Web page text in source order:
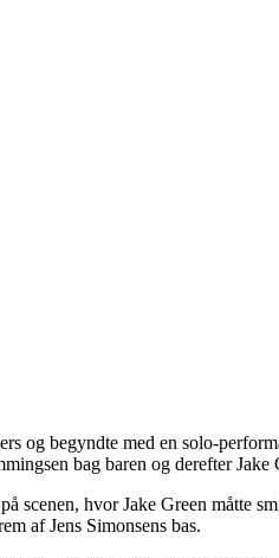
og begyndte med en solo-
bag baren og derefter
scenen, hvor Jake Green
af Jens Simonsens bas.